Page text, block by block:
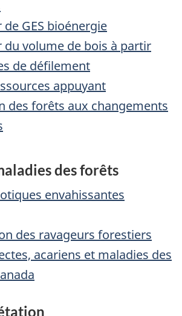
GES bioénergie
du volume de bois à partir
de défilement
appuyant
des forêts aux changements
des forêts
envahissantes
des ravageurs forestiers
acariens et maladies des